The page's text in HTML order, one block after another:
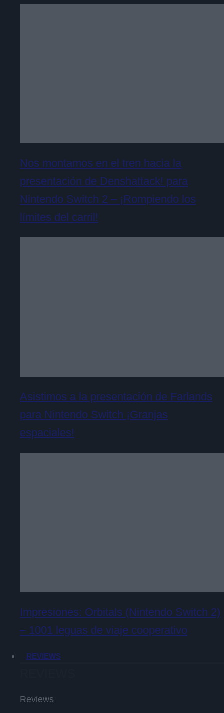
Nos montamos en el tren hacia la
presentación de Denshattack! para
Nintendo Switch 2 – ¡Rompiendo los
límites del carril!
Asistimos a la presentación de Farlands
para Nintendo Switch ¡Granjas
espaciales!
Impresiones: Orbitals (Nintendo Switch 2)
– 1001 leguas de viaje cooperativo
REVIEWS
Reviews